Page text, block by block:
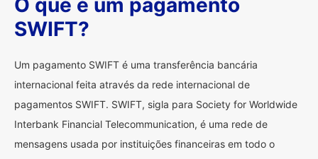
O que é um pagamento
SWIFT?
Um pagamento SWIFT é uma transferência bancária
internacional feita através da rede internacional de
pagamentos SWIFT. SWIFT, sigla para Society for Worldwide
Interbank Financial Telecommunication, é uma rede de
mensagens usada por instituições financeiras em todo o